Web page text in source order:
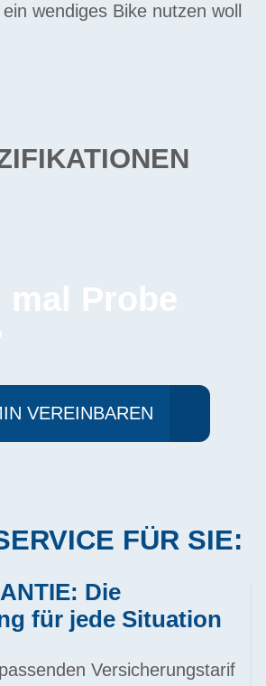
wendiges Bike nutzen woll
mal Probe
VEREINBAREN
FÜR SIE:
Die
für jede Situation
Versicherungstarif